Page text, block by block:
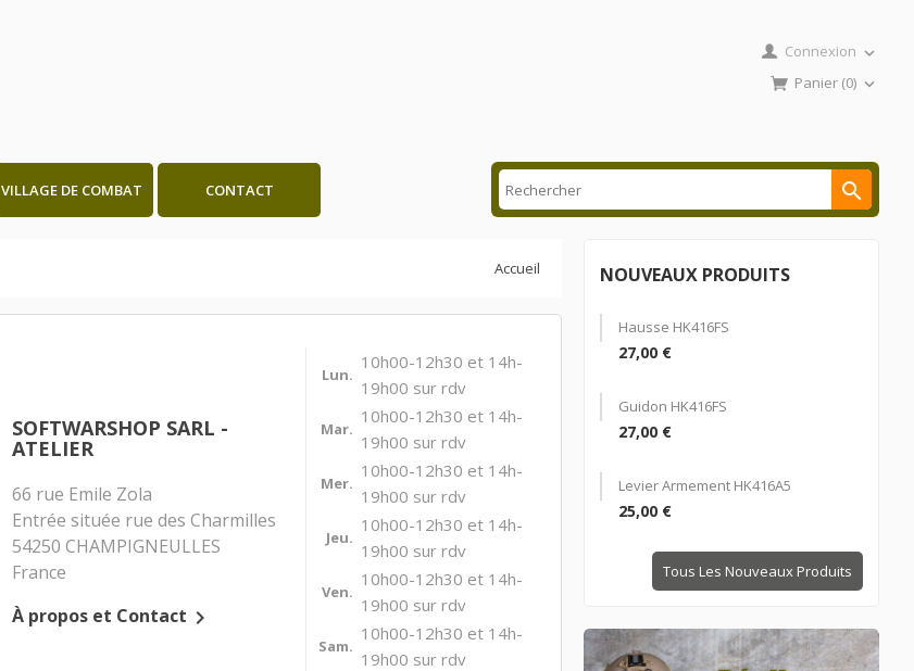
Connexion 
Panier (0) 
VILLAGE DE COMBAT CONTACT 
Accueil
SOFTWARSHOP SARL -
ATELIER
66 rue Emile Zola
Entrée située rue des Charmilles
54250 CHAMPIGNEULLES
France
À propos et Contact 
Lun.
10h00-12h30 et 14h-
19h00 sur rdv
Mar.
10h00-12h30 et 14h-
19h00 sur rdv
Mer.
10h00-12h30 et 14h-
19h00 sur rdv
Jeu.
10h00-12h30 et 14h-
19h00 sur rdv
Ven.
10h00-12h30 et 14h-
19h00 sur rdv
Sam.
10h00-12h30 et 14h-
19h00 sur rdv
NOUVEAUX PRODUITS
Hausse HK416FS
27,00 €
Guidon HK416FS
27,00 €
Levier Armement HK416A5
25,00 €
Tous Les Nouveaux Produits